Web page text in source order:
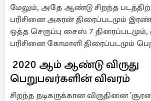
மேலும், அதே ஆண்டு சிறந்த
பரிசினை அசுரன் திரைப்படமும்
ஒத்த செருப்பு சைஸ் 7 திரைப்படமும்,
பரிசினை கோமாளி திரைப்படமும்
‎‎ 2020 ஆம் ஆண்டு விருது
பெறுபவர்களின் விவரம் ‎‎
சிறந்த நடிகருக்கான விருதினை